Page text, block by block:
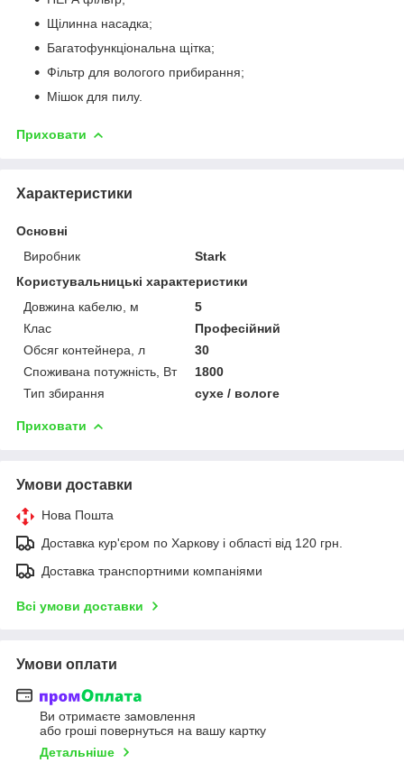
Щілинна насадка;
Багатофункціональна щітка;
Фільтр для вологого прибирання;
Мішок для пилу.
Приховати
Характеристики
Основні
Виробник
Stark
Користувальницькі характеристики
Довжина кабелю, м
5
Клас
Професійний
Обсяг контейнера, л
30
Споживана потужність, Вт
1800
Тип збирання
сухе / вологе
Приховати
Умови доставки
Нова Пошта
Доставка кур'єром по Харкову і області від 120 грн.
Доставка транспортними компаніями
Всі умови доставки
Умови оплати
Ви отримаєте замовлення
або гроші повернуться на вашу картку
Детальніше